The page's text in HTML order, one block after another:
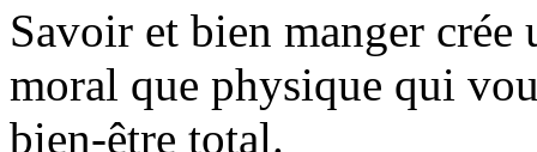
Savoir et bien manger
moral que physique qui
bien-être total.